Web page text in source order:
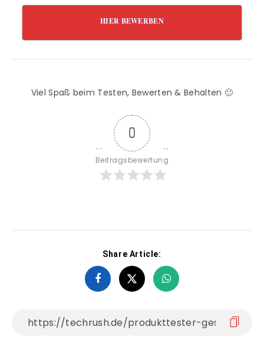
HIER BEWERBEN
Viel Spaß beim Testen, Bewerten & Behalten 🙂
0
Beitragsbewertung
Share Article: